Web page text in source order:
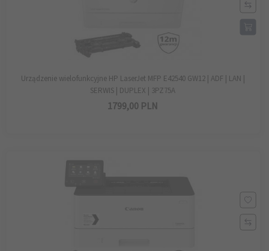
Urządzenie wielofunkcyjne HP LaserJet MFP E42540 GW12 | ADF | LAN |
SERWIS | DUPLEX | 3PZ75A
1799,00 PLN